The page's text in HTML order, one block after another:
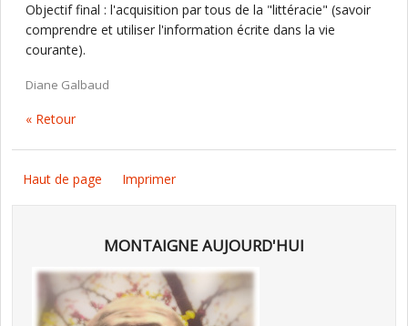
Objectif final : l'acquisition par tous de la "littéracie" (savoir
comprendre et utiliser l'information écrite dans la vie
courante).
Diane Galbaud
« Retour
Haut de page Imprimer
MONTAIGNE AUJOURD'HUI